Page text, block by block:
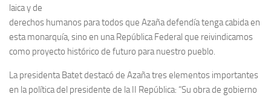
laica y de
derechos humanos para todos que Azaña defendía tenga cabida en
esta monarquía, sino en una República Federal que reivindicamos
como proyecto histórico de futuro para nuestro pueblo.
La presidenta Batet destacó de Azaña tres elementos importantes
en la política del presidente de la II República: “Su obra de gobierno